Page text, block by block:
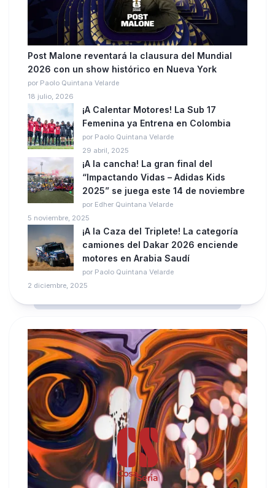
Post Malone reventará la clausura del Mundial
2026 con un show histórico en Nueva York
por Paolo Quintana Velarde
18 julio, 2026
¡A Calentar Motores! La Sub 17
Femenina ya Entrena en Colombia
por Paolo Quintana Velarde
29 abril, 2025
¡A la cancha! La gran final del
“Impactando Vidas – Adidas Kids
2025” se juega este 14 de noviembre
por Edher Quintana Velarde
5 noviembre, 2025
¡A la Caza del Triplete! La categoría
camiones del Dakar 2026 enciende
motores en Arabia Saudí
por Paolo Quintana Velarde
2 diciembre, 2025